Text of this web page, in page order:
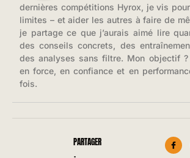
dernières compétitions Hyrox, je vis
limites – et aider les autres à faire de
je partage ce que j’aurais aimé lire
des conseils concrets, des
des analyses sans filtre. Mon objectif
en force, en confiance et en
fois.
PARTAGER